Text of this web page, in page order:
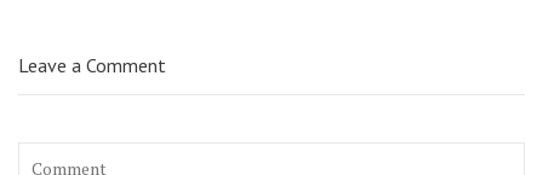
Leave a Comment